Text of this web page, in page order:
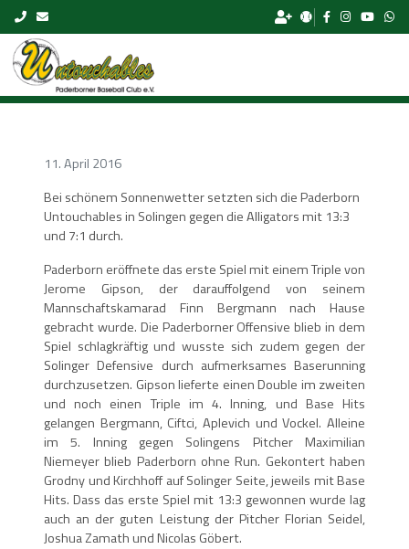
Skip to content
11. April 2016
Bei schönem Sonnenwetter setzten sich die Paderborn
Untouchables in Solingen gegen die Alligators mit 13:3
und 7:1 durch.
Paderborn eröffnete das erste Spiel mit einem Triple von
Jerome Gipson, der darauffolgend von seinem
Mannschaftskamarad Finn Bergmann nach Hause
gebracht wurde. Die Paderborner Offensive blieb in dem
Spiel schlagkräftig und wusste sich zudem gegen der
Solinger Defensive durch aufmerksames Baserunning
durchzusetzen. Gipson lieferte einen Double im zweiten
und noch einen Triple im 4. Inning, und Base Hits
gelangen Bergmann, Ciftci, Aplevich und Vockel. Alleine
im 5. Inning gegen Solingens Pitcher Maximilian
Niemeyer blieb Paderborn ohne Run. Gekontert haben
Grodny und Kirchhoff auf Solinger Seite, jeweils mit Base
Hits. Dass das erste Spiel mit 13:3 gewonnen wurde lag
auch an der guten Leistung der Pitcher Florian Seidel,
Joshua Zamath und Nicolas Göbert.